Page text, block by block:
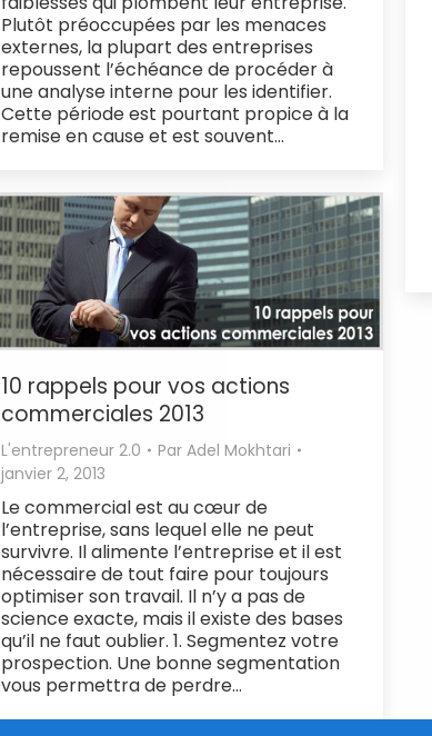
Plutôt préoccupées par les menaces
externes, la plupart des entreprises
repoussent l’échéance de procéder à
une analyse interne pour les identifier.
Cette période est pourtant propice à la
remise en cause et est souvent…
10 rappels pour vos actions
commerciales 2013
L'entrepreneur 2.0 Par Adel Mokhtari
janvier 2, 2013
Le commercial est au cœur de
l’entreprise, sans lequel elle ne peut
survivre. Il alimente l’entreprise et il est
nécessaire de tout faire pour toujours
optimiser son travail. Il n’y a pas de
science exacte, mais il existe des bases
qu’il ne faut oublier. 1. Segmentez votre
prospection. Une bonne segmentation
vous permettra de perdre…